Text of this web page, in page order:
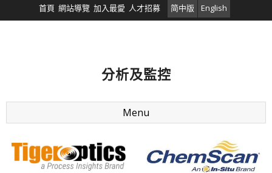
首頁 網站導覽 加入最愛 人才招募 简中版 English
分析及監控
Menu